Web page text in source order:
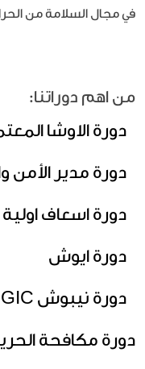
في مجال السلامة من
من اهم دوراتنا:
دورة الاوشا
دورة مدير الأمن
دورة اسعاف اولية
دورة ايوش
دورة نيبوش GIC
دورة مكافحة